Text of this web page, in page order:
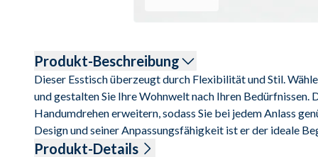
Produkt-Beschreibung
Dieser Esstisch überzeugt durch Flexibilität und Stil.
und gestalten Sie Ihre Wohnwelt nach Ihren
Handumdrehen erweitern, sodass Sie bei jedem Anlass
Design und seiner Anpassungsfähigkeit ist er der ideale
Produkt-Details